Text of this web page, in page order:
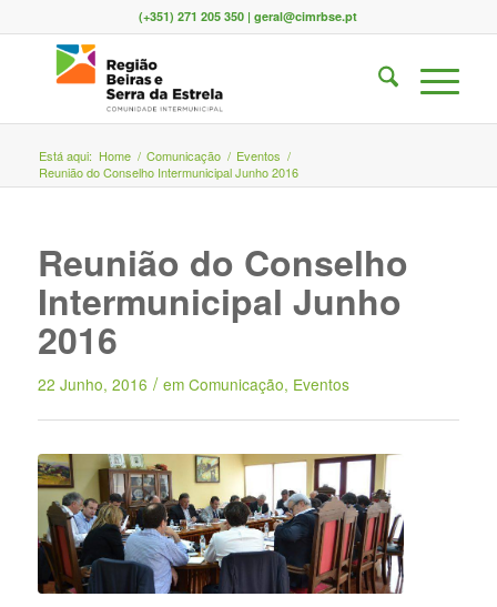
(+351) 271 205 350 | geral@cimrbse.pt
Está aqui: Home / Comunicação / Eventos /
Reunião do Conselho Intermunicipal Junho 2016
Reunião do Conselho
Intermunicipal Junho
2016
22 Junho, 2016 / em Comunicação, Eventos